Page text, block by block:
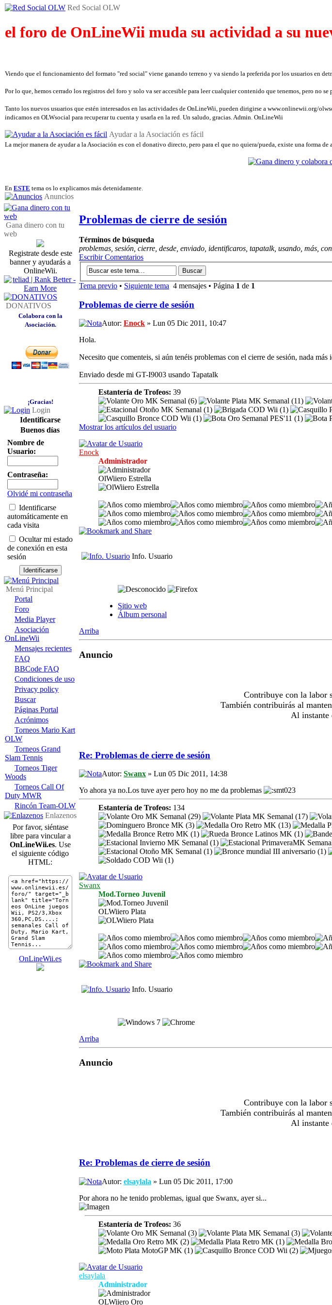
Red Social OLW
el foro de OnLineWii muda su actividad a su
Viendo que el funcionamiento del formato "red social" viene ganando terreno y va siendo la preferida por los usuarios en
Por lo que, hemos cerrado los registros del foro y solo va ser accesible para leer cualquier contenido que tenemos, pero no se
Tanto los nuevos usuarios que estén interesados en las actividades de OnLineWii, pueden dirigirse a www.onlinewii.org/
indicamos en OLWsocial para recuperar tu cuenta y usarla en la red. Un saludo, gracias. Admin. OnLineWii
Ayudar a la Asociación es fácil
La mejor manera de ayudar a la Asociación es con el donativo directo, pero para el que no quiera/pueda, existe una forma
En ESTE tema os lo explicamos más detenidamente.
Anuncios
Gana dinero con tu
web
Registrate desde este
banner y ayudarás a
OnlineWii.
DONATIVOS
Colabora con la
Asociación.
¡Gracias!
Login
Identificarse
Buenos días
Nombre de
Usuario:
Contraseña:
Olvidé mi contraseña
Identificarse
automáticamente en
cada visita
Ocultar mi estado
de conexión en esta
sesión
Menú Principal
Portal
Foro
Media Player
Asociación
OnLineWii
Mensajes recientes
FAQ
BBCode FAQ
Condiciones de uso
Privacy policy
Buscar
Páginas Portal
Acrónimos
Torneos Mario Kart
OLW
Torneos Grand
Slam Tennis
Torneos Tiger
Woods
Torneos Call Of
Duty MWR
Rincón Team-OLW
Enlazenos
Por favor, siéntase
libre para vincular a
OnLineWii.es. Use
el siguiente código
HTML:
OnLineWii.es
Problemas de cierre de sesión
Términos de búsqueda
problemas, sesión, cierre, desde, enviado, identificaros, tapatalk, usando, más,
Escribir Comentarios
Tema previo • Siguiente tema 4 mensajes • Página 1 de 1
Problemas de cierre de sesión
Autor: Enock » Lun 05 Dic 2011, 10:47
Hola.
Necesito que comenteis, si aún tenéis problemas con el cierre de sesión, nada más
Enviado desde mi GT-I9003 usando Tapatalk
Estantería de Trofeos: 39
Mostrar los artículos del usuario
Enock
Administrador
OlWiiero Estrella
Info. Usuario
Sitio web
Álbum personal
Arriba
Anuncio
Contribuye con la labor
También contribuirás al
Al instante
Re: Problemas de cierre de sesión
Autor: Swanx » Lun 05 Dic 2011, 14:38
Yo ahora ya no.Los tuve ayer pero hoy no me da problemas
Estantería de Trofeos: 134
Swanx
Mod.Torneo Juvenil
OLWiiero Plata
Info. Usuario
Arriba
Anuncio
Contribuye con la labor
También contribuirás al
Al instante
Re: Problemas de cierre de sesión
Autor: elsaylala » Lun 05 Dic 2011, 17:00
Por ahora no he tenido problemas, igual que Swanx, ayer si...
Estantería de Trofeos: 36
elsaylala
Administrador
OLWiiero Oro